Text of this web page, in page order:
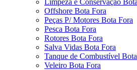
Offshore Bota Fora
Peças P/ Motores Bota Fora
Pesca Bota Fora
Rotores Bota Fora
Salva Vidas Bota Fora
Tanque de Combustível
Veleiro Bota Fora